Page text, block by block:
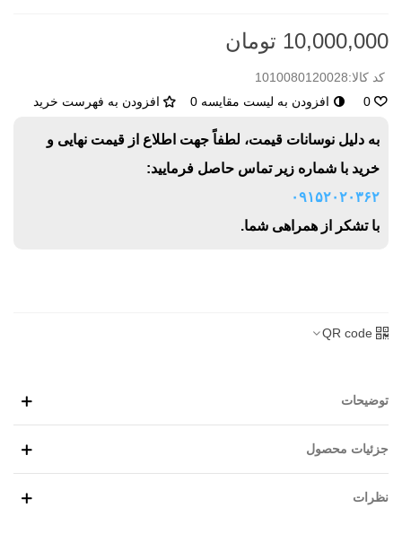
10,000,000 تومان
کد کالا:1010080120028
0
افزودن به لیست مقایسه 0 افزودن به فهرست خرید
به دلیل نوسانات قیمت، لطفاً جهت اطلاع از قیمت نهایی و
خرید با شماره زیر تماس حاصل فرمایید:
۰۹۱۵۲۰۲۰۳۶۲
با تشکر از همراهی شما.
QR code
توضیحات
جزئیات محصول
نظرات